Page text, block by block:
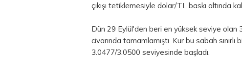
çıkışı tetiklemesiyle dolar/TL baskı altında
Dün 29 Eylül'den beri en yüksek seviye
civarında tamamlamıştı. Kur bu sabah
3.0477/3.0500 seviyesinde başladı.